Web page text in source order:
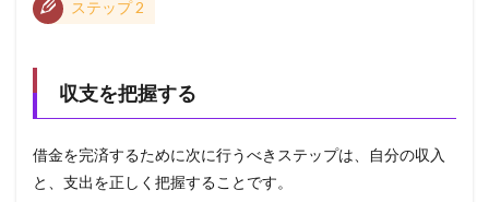
ステップ 2
収支を把握する
借金を完済するために次に行うべきステップは、自分の収入
と、支出を正しく把握することです。